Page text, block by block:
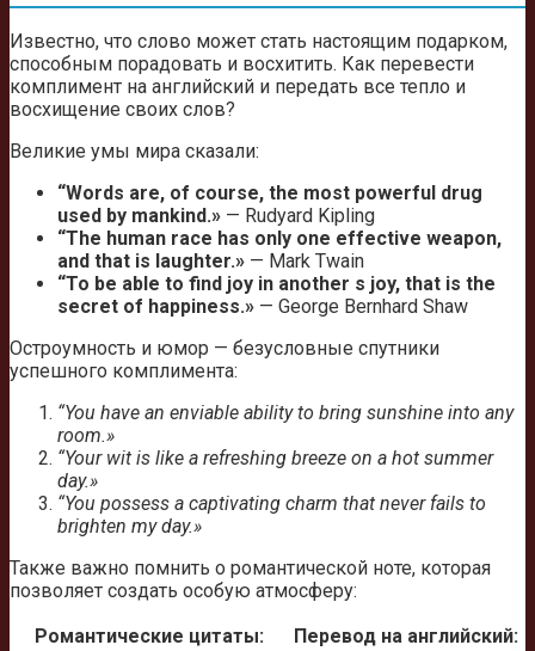
Известно, что слово может стать настоящим подарком,
способным порадовать и восхитить. Как перевести
комплимент на английский и передать все тепло и
восхищение своих слов?
Великие умы мира сказали:
“Words are, of course, the most powerful drug
used by mankind.» — Rudyard Kipling
“The human race has only one effective weapon,
and that is laughter.» — Mark Twain
“To be able to find joy in another s joy, that is the
secret of happiness.» — George Bernhard Shaw
Остроумность и юмор — безусловные спутники
успешного комплимента:
“You have an enviable ability to bring sunshine into any
room.»
“Your wit is like a refreshing breeze on a hot summer
day.»
“You possess a captivating charm that never fails to
brighten my day.»
Также важно помнить о романтической ноте, которая
позволяет создать особую атмосферу:
Романтические цитаты:
Перевод на английский: